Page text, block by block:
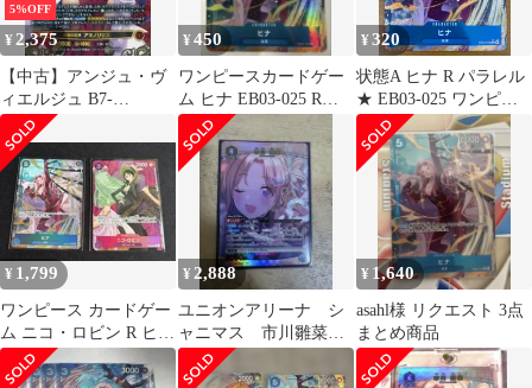
5%OFF
¥ 2,375
【中古】アンジュ・ヴ
ィエルジュ B7-
046[IR]：(パラレル)宵
闇の女神 アマノリリス
(片桐雛太金箔押しサイ
ン入り)
¥450
ワンピースカードゲー
ム ヒナ EB03-025 Rパ
ラレル レアパラレル
¥320
状態A ヒナ R パラレル
★ EB03-025 ワンピー
スカード ONEPIECE
¥ 1,799
ワンピース カードゲー
ム ニコ・ロビン R ヒナ
パラレル
¥ 2,888
ユニオンアリーナ シ
ャニマス 市川雛菜
R★ パラレル シャ
イニーカラーズ
¥ 1,640
asahl様 リクエスト 3点
まとめ商品